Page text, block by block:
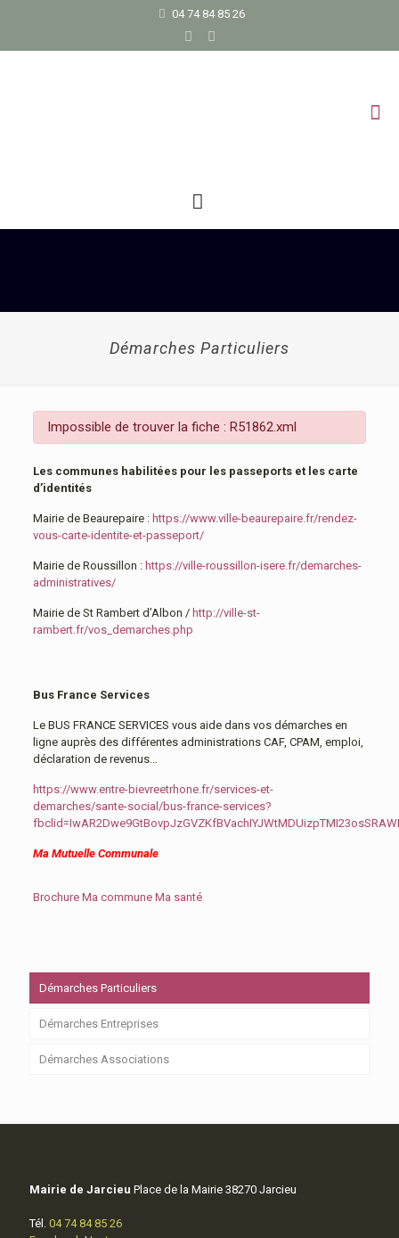
04 74 84 85 26
Démarches Particuliers
Impossible de trouver la fiche : R51862.xml
Les communes habilitées pour les passeports et les carte
d’identités
Mairie de Beaurepaire : https://www.ville-beaurepaire.fr/rendez-
vous-carte-identite-et-passeport/
Mairie de Roussillon : https://ville-roussillon-isere.fr/demarches-
administratives/
Mairie de St Rambert d’Albon / http://ville-st-
rambert.fr/vos_demarches.php
Bus France Services
Le BUS FRANCE SERVICES vous aide dans vos démarches en
ligne auprès des différentes administrations CAF, CPAM, emploi,
déclaration de revenus…
https://www.entre-bievreetrhone.fr/services-et-
demarches/sante-social/bus-france-services?
Ma Mutuelle Communale
Brochure Ma commune Ma santé
Démarches Particuliers
Démarches Entreprises
Démarches Associations
Mairie de Jarcieu Place de la Mairie 38270 Jarcieu
Tél. 04 74 84 85 26